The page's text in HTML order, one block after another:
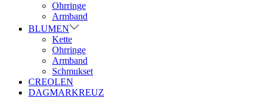
Ohrringe
Armband
BLUMEN
Kette
Ohrringe
Armband
Schmukset
CREOLEN
DAGMARKREUZ